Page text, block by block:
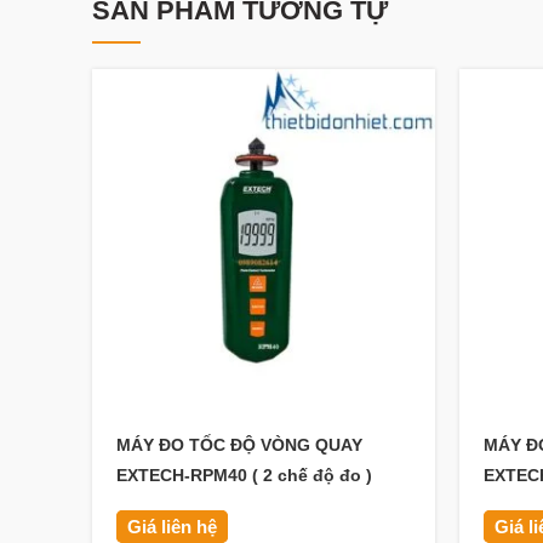
SẢN PHẨM TƯƠNG TỰ
MÁY ĐO TỐC ĐỘ VÒNG QUAY
EXTECH-RPM40 ( 2 chế độ đo )
Giá liên hệ
MÁY
Giá